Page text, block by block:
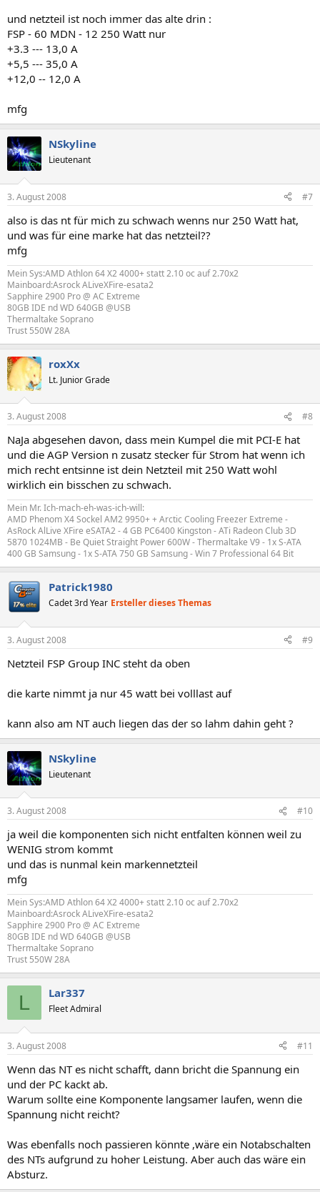
und netzteil ist noch immer das alte drin :
FSP - 60 MDN - 12 250 Watt nur
+3.3 --- 13,0 A
+5,5 --- 35,0 A
+12,0 -- 12,0 A
mfg
NSkyline
Lieutenant
3. August 2008 #7
also is das nt für mich zu schwach wenns nur 250 Watt hat,
und was für eine marke hat das netzteil??
mfg
Mein Sys:AMD Athlon 64 X2 4000+ statt 2.10 oc auf 2.70x2
Mainboard:Asrock ALiveXFire-esata2
Sapphire 2900 Pro @ AC Extreme
80GB IDE nd WD 640GB @USB
Thermaltake Soprano
Trust 550W 28A
roxXx
Lt. Junior Grade
3. August 2008 #8
NaJa abgesehen davon, dass mein Kumpel die mit PCI-E hat
und die AGP Version n zusatz stecker für Strom hat wenn ich
mich recht entsinne ist dein Netzteil mit 250 Watt wohl
wirklich ein bisschen zu schwach.
Mein Mr. Ich-mach-eh-was-ich-will:
AMD Phenom X4 Sockel AM2 9950+ + Arctic Cooling Freezer Extreme -
AsRock AlLive XFire eSATA2 - 4 GB PC6400 Kingston - ATi Radeon Club 3D
5870 1024MB - Be Quiet Straight Power 600W - Thermaltake V9 - 1x S-ATA
400 GB Samsung - 1x S-ATA 750 GB Samsung - Win 7 Professional 64 Bit
Patrick1980
Cadet 3rd Year Ersteller dieses Themas
3. August 2008 #9
Netzteil FSP Group INC steht da oben
die karte nimmt ja nur 45 watt bei volllast auf
kann also am NT auch liegen das der so lahm dahin geht ?
NSkyline
Lieutenant
3. August 2008 #10
ja weil die komponenten sich nicht entfalten können weil zu
WENIG strom kommt
und das is nunmal kein markennetzteil
mfg
Mein Sys:AMD Athlon 64 X2 4000+ statt 2.10 oc auf 2.70x2
Mainboard:Asrock ALiveXFire-esata2
Sapphire 2900 Pro @ AC Extreme
80GB IDE nd WD 640GB @USB
Thermaltake Soprano
Trust 550W 28A
L Lar337
Fleet Admiral
3. August 2008 #11
Wenn das NT es nicht schafft, dann bricht die Spannung ein
und der PC kackt ab.
Warum sollte eine Komponente langsamer laufen, wenn die
Spannung nicht reicht?
Was ebenfalls noch passieren könnte ,wäre ein Notabschalten
des NTs aufgrund zu hoher Leistung. Aber auch das wäre ein
Absturz.